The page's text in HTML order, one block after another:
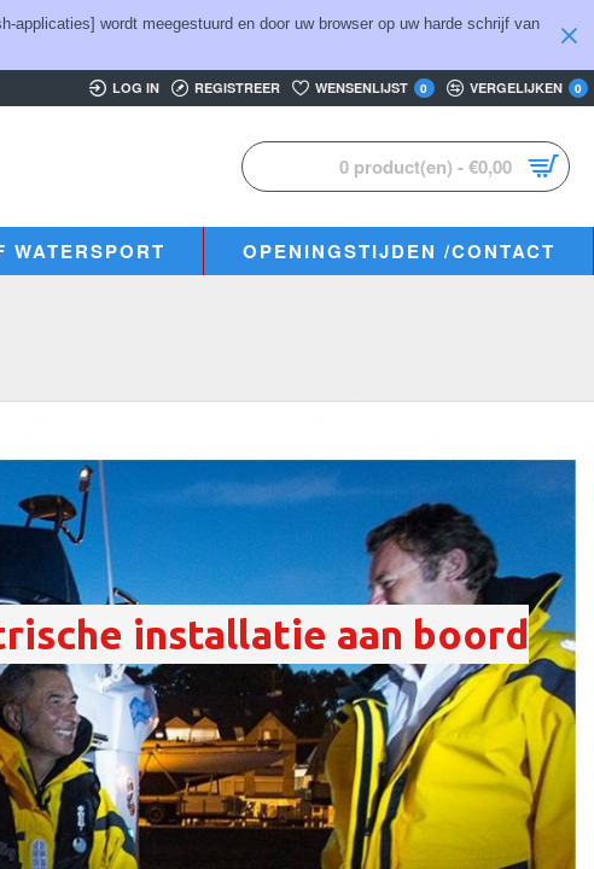
wordt meegestuurd en door uw browser op uw harde schrijf van
LOG IN REGISTREER WENSENLIJST 0 VERGELIJKEN 0
0 product(en) - €0,00
WATERSPORT OPENINGSTIJDEN /CONTACT
installatie aan boord